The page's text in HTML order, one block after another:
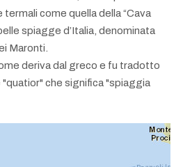
come quella della “Cava
spiagge d’Italia, denominata
Maronti.
deriva dal greco e fu tradotto
"quatior" che significa "spiaggia